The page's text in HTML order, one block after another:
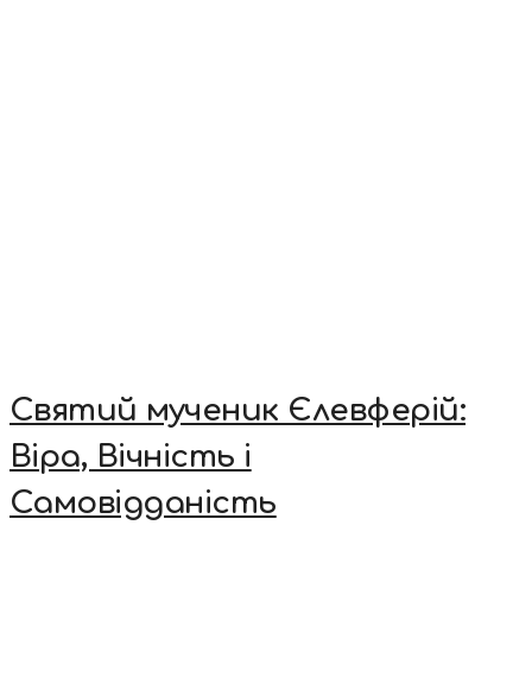
Святий мученик Єлевферій:
Віра, Вічність і
Самовідданість